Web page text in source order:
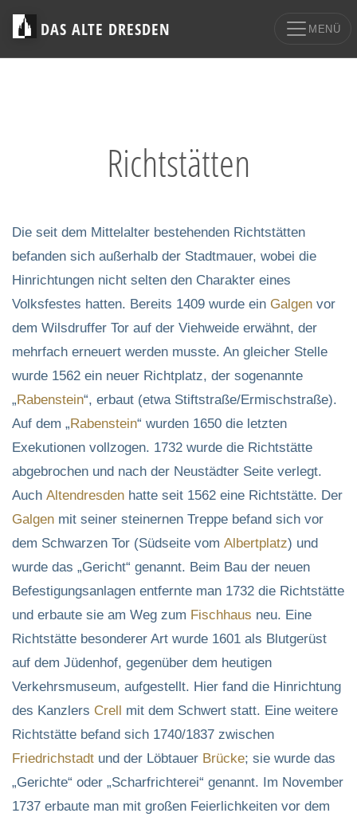
DAS ALTE DRESDEN MENÜ
Richtstätten
Die seit dem Mittelalter bestehenden Richtstätten
befanden sich außerhalb der Stadtmauer, wobei die
Hinrichtungen nicht selten den Charakter eines
Volksfestes hatten. Bereits 1409 wurde ein Galgen vor
dem Wilsdruffer Tor auf der Viehweide erwähnt, der
mehrfach erneuert werden musste. An gleicher Stelle
wurde 1562 ein neuer Richtplatz, der sogenannte
„Rabenstein“, erbaut (etwa Stiftstraße/Ermischstraße).
Auf dem „Rabenstein“ wurden 1650 die letzten
Exekutionen vollzogen. 1732 wurde die Richtstätte
abgebrochen und nach der Neustädter Seite verlegt.
Auch Altendresden hatte seit 1562 eine Richtstätte. Der
Galgen mit seiner steinernen Treppe befand sich vor
dem Schwarzen Tor (Südseite vom Albertplatz) und
wurde das „Gericht“ genannt. Beim Bau der neuen
Befestigungsanlagen entfernte man 1732 die Richtstätte
und erbaute sie am Weg zum Fischhaus neu. Eine
Richtstätte besonderer Art wurde 1601 als Blutgerüst
auf dem Jüdenhof, gegenüber dem heutigen
Verkehrsmuseum, aufgestellt. Hier fand die Hinrichtung
des Kanzlers Crell mit dem Schwert statt. Eine weitere
Richtstätte befand sich 1740/1837 zwischen
Friedrichstadt und der Löbtauer Brücke; sie wurde das
„Gerichte“ oder „Scharfrichterei“ genannt. Im November
1737 erbaute man mit großen Feierlichkeiten vor dem